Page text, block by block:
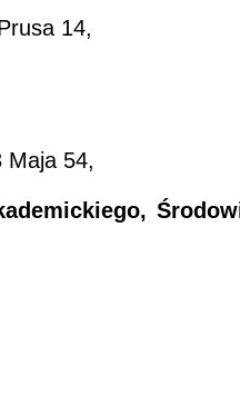
14,
Maja 54,